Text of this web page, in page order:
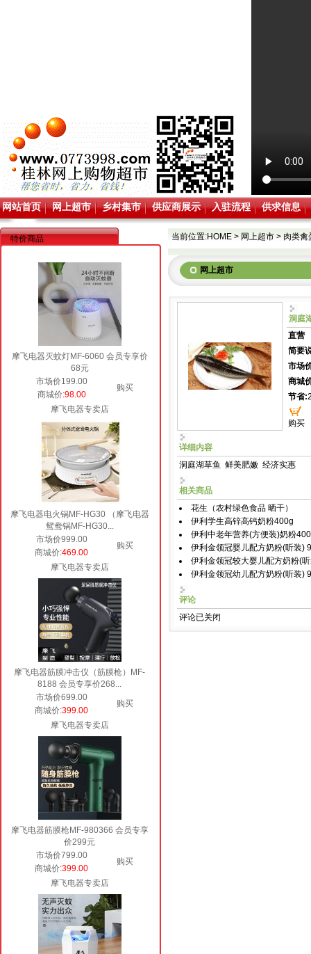
网站首页 网上超市 乡村集市 供应商展示 入驻流程 供求信息
特价商品
摩飞电器灭蚊灯MF-6060 会员专享价
68元
市场价199.00
购买
商城价:98.00
摩飞电器专卖店
摩飞电器电火锅MF-HG30 （摩飞电器
鸳鸯锅MF-HG30...
市场价999.00
购买
商城价:469.00
摩飞电器专卖店
摩飞电器筋膜冲击仪（筋膜枪）MF-
8188 会员专享价268...
市场价699.00
购买
商城价:399.00
摩飞电器专卖店
摩飞电器筋膜枪MF-980366 会员专享
价299元
市场价799.00
购买
商城价:399.00
摩飞电器专卖店
当前位置:HOME > 网上超市 > 肉类禽
网上超市
洞庭
直营
简要
市场
商城
节省:
购买
详细内容
洞庭湖草鱼 鲜美肥嫩 经济实惠
相关商品
花生（农村绿色食品 晒干）
伊利学生高锌高钙奶粉400g
伊利中老年营养(方便装)奶粉
伊利金领冠婴儿配方奶粉(听装)
伊利金领冠较大婴儿配方奶粉(
伊利金领冠幼儿配方奶粉(听装)
评论
评论已关闭